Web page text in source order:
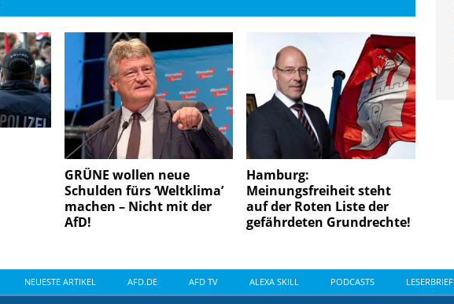
GRÜNE wollen neue
Schulden fürs ‘Weltklima’
machen – Nicht mit der
AfD!
Hamburg:
Meinungsfreiheit steht
auf der Roten Liste der
gefährdeten Grundrechte!
NEUESTE ARTIKEL AFD.DE AFD TV ALEXA SKILL PODCASTS LESERBRIEF